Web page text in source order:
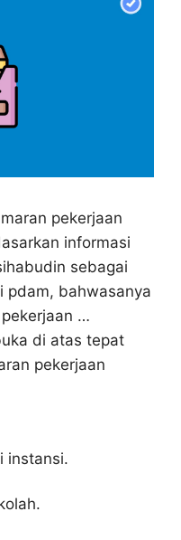
pekerjaan
informasi
sebagai
pdam, bahwasanya
…
di atas tepat
pekerjaan
instansi.